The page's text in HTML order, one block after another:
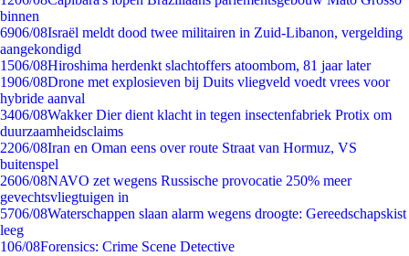
binnen
6906/08Israël meldt dood twee militairen in Zuid-Libanon, vergelding
aangekondigd
1506/08Hiroshima herdenkt slachtoffers atoombom, 81 jaar later
1906/08Drone met explosieven bij Duits vliegveld voedt vrees voor
hybride aanval
3406/08Wakker Dier dient klacht in tegen insectenfabriek Protix om
duurzaamheidsclaims
2206/08Iran en Oman eens over route Straat van Hormuz, VS
buitenspel
2606/08NAVO zet wegens Russische provocatie 250% meer
gevechtsvliegtuigen in
5706/08Waterschappen slaan alarm wegens droogte: Gereedschapskist
leeg
106/08Forensics: Crime Scene Detective